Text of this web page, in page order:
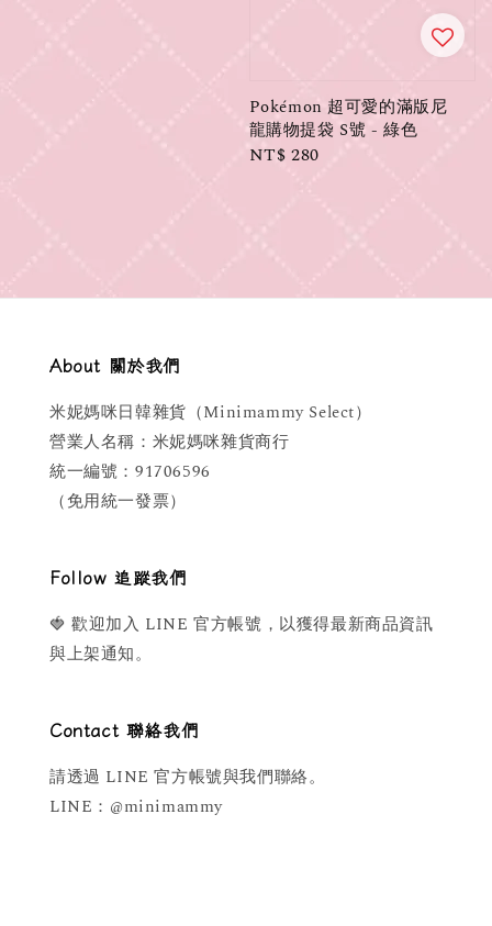
Pokémon 超可愛的滿版尼
龍購物提袋 S號 - 綠色
Regular
NT$ 280
About 關於我們
米妮媽咪日韓雜貨（Minimammy Select）
營業人名稱：米妮媽咪雜貨商行
統一編號：91706596
（免用統一發票）
Follow 追蹤我們
🍓 歡迎加入 LINE 官方帳號，以獲得最新商品資訊
與上架通知。
Contact 聯絡我們
請透過 LINE 官方帳號與我們聯絡。
LINE：@minimammy